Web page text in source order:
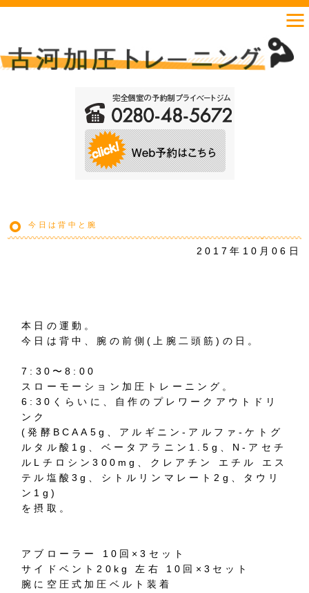
今日は背中と腕
2017年10月06日
本日の運動。
今日は背中、腕の前側(上腕二頭筋)の日。
7:30〜8:00
スローモーション加圧トレーニング。
6:30くらいに、自作のプレワークアウトドリ
ンク
(発酵BCAA5g、アルギニン-アルファ-ケトグ
ルタル酸1g、ベータアラニン1.5g、N-アセチ
ルLチロシン300mg、クレアチン エチル エス
テル塩酸3g、シトルリンマレート2g、タウリ
ン1g)
を摂取。
アブローラー 10回×3セット
サイドベント20kg 左右 10回×3セット
腕に空圧式加圧ベルト装着